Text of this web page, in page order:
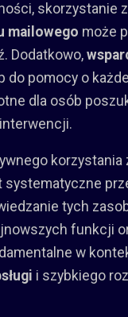
skorzystanie
mailowego może
Dodatkowo,
do pomocy o
dla osób
korzystania
tych
funkcji
w
i szybkiego